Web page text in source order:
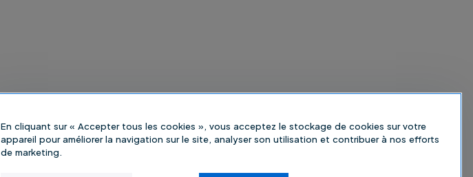
En cliquant sur « Accepter tous les cookies », vous acceptez le stockage de cookies sur votre
appareil pour améliorer la navigation sur le site, analyser son utilisation et contribuer à nos efforts
de marketing.